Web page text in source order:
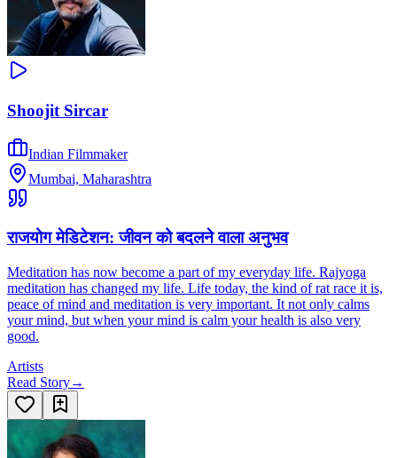
Shoojit Sircar
Indian Filmmaker
Mumbai, Maharashtra
राजयोग मेडिटेशन: जीवन को बदलने वाला अनुभव
Meditation has now become a part of my everyday life. Rajyoga
meditation has changed my life. Life today, the kind of rat race it is,
peace of mind and meditation is very important. It not only calms
your mind, but when your mind is calm your health is also very
good.
Artists
Read Story→